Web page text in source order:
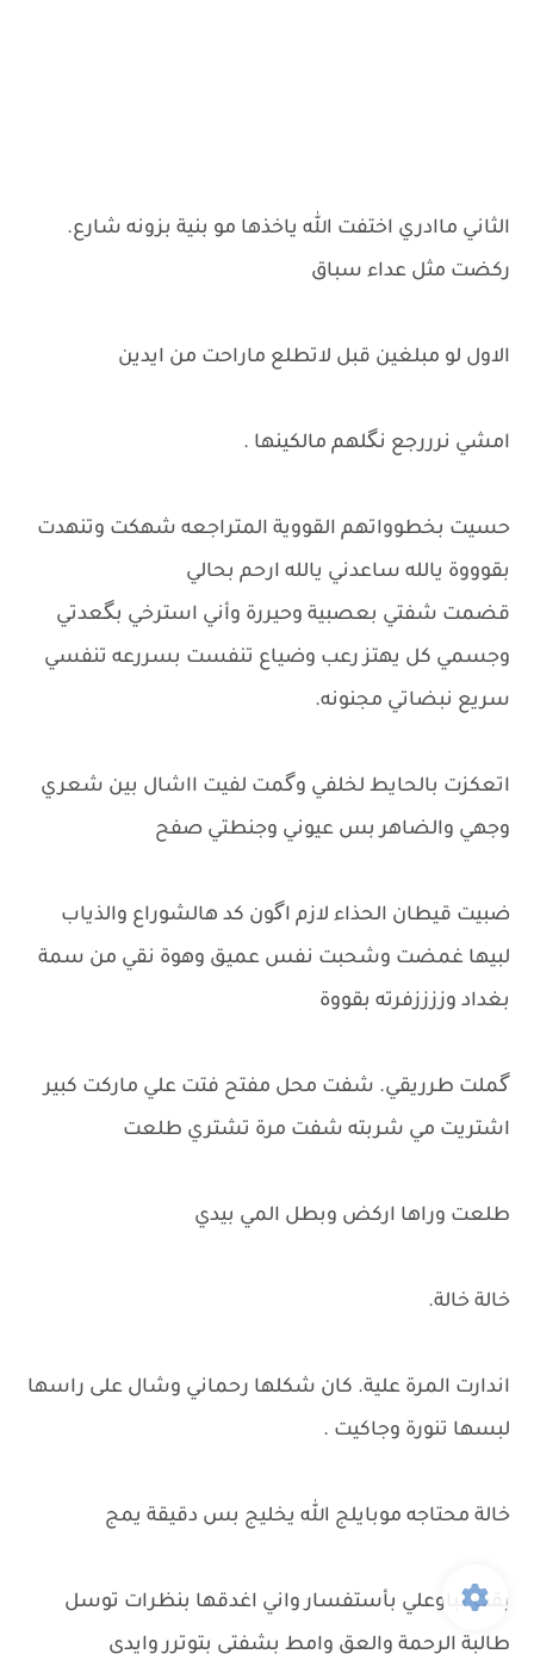
الثاني ماادري اختفت الله ياخذها مو بنية بزونه شارع.
ركضت مثل عداء سباق
الاول لو مبلغين قبل لاتطلع ماراحت من ايدين
امشي نرررجع نگلهم مالكينها .
حسيت بخطوواتهم القووية المتراجعه شهكت وتنهدت
بقوووة يالله ساعدني يالله ارحم بحالي
قضمت شفتي بعصبية وحيررة وأني استرخي بگعدتي
وجسمي كل يهتز رعب وضياع تنفست بسررعه تنفسي
سريع نبضاتي مجنونه.
اتعكزت بالحايط لخلفي وگمت لفيت ااشال بين شعري
وجهي والضاهر بس عيوني وجنطتي صفح
ضبيت قيطان الحذاء لازم اگون كد هالشوراع والذياب
لبيها غمضت وشحبت نفس عميق وهوة نقي من سمة
بغداد وززززفرته بقووة
گملت طرريقي. شفت محل مفتح فتت علي ماركت كبير
اشتريت مي شربته شفت مرة تشتري طلعت
طلعت وراها اركض وبطل المي بيدي
خالة خالة.
اندارت المرة علية. كان شكلها رحماني وشال على راسها
لبسها تنورة وجاكيت .
خالة محتاجه موبايلج الله يخليج بس دقيقة يمج
بقت تباوعلي بأستفسار واني اغدقها بنظرات توسل
طالبة الرحمة والعق وامط بشفتي بتوترر وايدي